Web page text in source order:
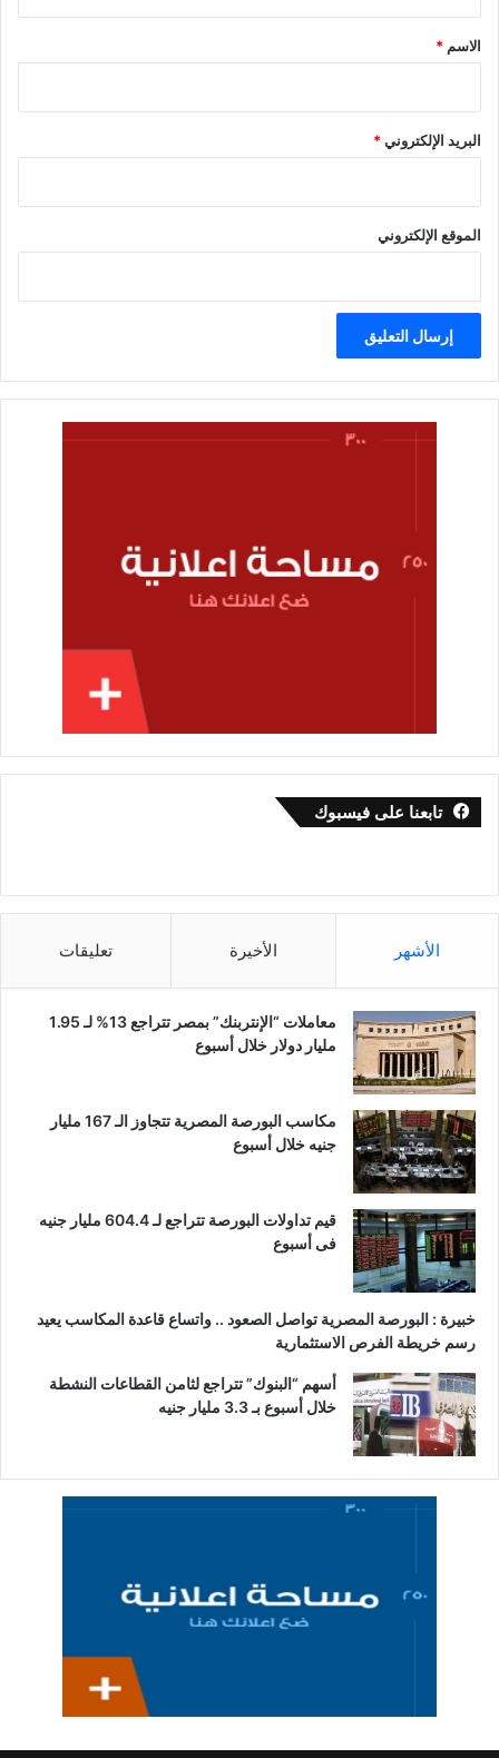
*
الاسم *
البريد الإلكتروني*
الموقع الإلكتروني
تابعنا على فيسبوك
الأشهر الأخيرة تعليقات
معاملات “الإنتربنك” بمصر تتراجع 13% لـ 1.95
مليار دولار خلال أسبوع
مكاسب البورصة المصرية تتجاوز الـ 167 مليار
جنيه خلال أسبوع
قيم تداولات البورصة تتراجع لـ 604.4 مليار جنيه
فى أسبوع
خبيرة : البورصة المصرية تواصل الصعود .. واتساع قاعدة المكاسب يعيد
رسم خريطة الفرص الاستثمارية
أسهم “البنوك” تتراجع لثامن القطاعات النشطة
خلال أسبوع بـ 3.3 مليار جنيه